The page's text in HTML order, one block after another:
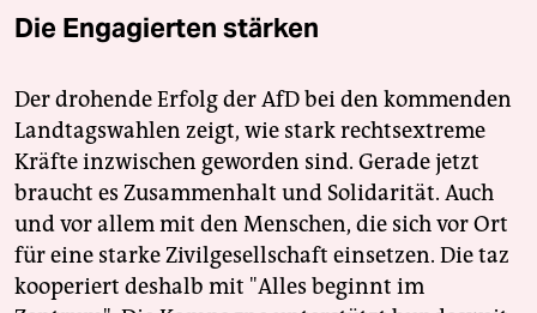
Die Engagierten stärken
Der drohende Erfolg der AfD bei den kommenden
Landtagswahlen zeigt, wie stark rechtsextreme
Kräfte inzwischen geworden sind. Gerade jetzt
braucht es Zusammenhalt und Solidarität. Auch
und vor allem mit den Menschen, die sich vor Ort
für eine starke Zivilgesellschaft einsetzen. Die taz
kooperiert deshalb mit "Alles beginnt im